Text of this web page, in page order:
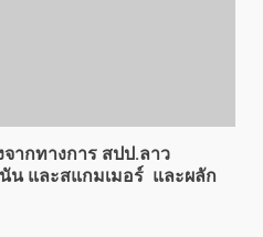
ากทางการ สปป.ลาว
น และสแกมเมอร์ และผลัก